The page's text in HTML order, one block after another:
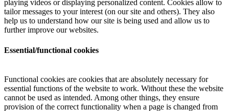
playing videos or displaying personalized content. Cookies allow to
tailor messages to your interest (on our site and others). They also
help us to understand how our site is being used and allow us to
further improve our websites.
Essential/functional cookies
Functional cookies are cookies that are absolutely necessary for
essential functions of the website to work. Without these the website
cannot be used as intended. Among other things, they ensure
provision of the correct functionality when a page is changed from